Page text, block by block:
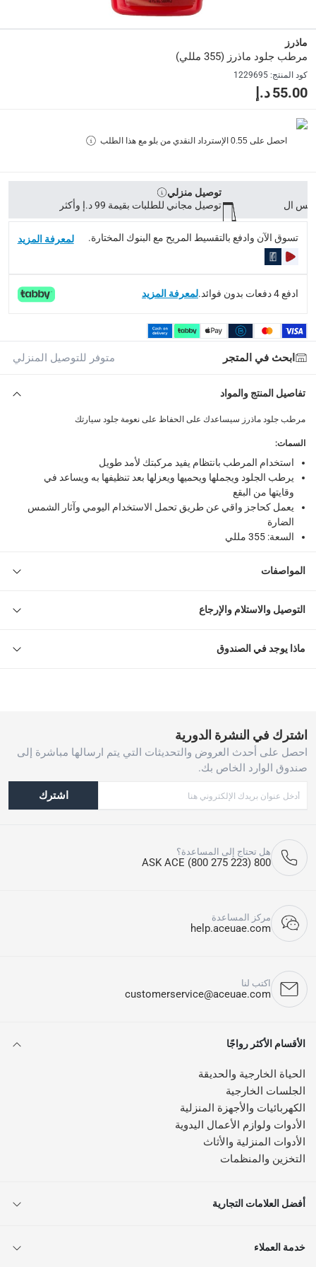
delivery method
التوصيل المُتَتَبَّع: خلال 1 إلى 5 أيام عمل
توصيل المنتجات الكبيرة أو التي تحتاج تركيب: خلال 2 إلى 4 أيام عمل
الاستلام من المتجر عبر خدمة “انقر واستلم” لمنتجات
returns
What's in the Box
ماذرز
مرطب جلود ماذرز (355 مللي)
كود المنتج:
1229695
55.00 د.إ
احصل على 0.55 الإسترداد النقدي من بلو مع هذا الطلب
توصيل منزلي
توصيل مجاني للطلبات بقيمة 99 د.إ وأكثر
تسوق الآن وادفع بالتقسيط المريح مع البنوك المختارة. لمعرفة المزيد
ادفع 4 دفعات بدون فوائد. لمعرفة المزيد
ابحث في المتجر متوفر للتوصيل المنزلي
تفاصيل المنتج والمواد
مرطب جلود ماذرز سيساعدك على الحفاظ على نعومة جلود سيارتك
السمات:
استخدام المرطب بانتظام يفيد مركبتك لأمد طويل
يرطب الجلود ويجملها ويحميها ويعزلها بعد تنظيفها به ويساعد في
وقايتها من البقع
يعمل كحاجز واقي عن طريق تحمل الاستخدام اليومي وآثار الشمس
الضارة
السعة: 355 مللي
المواصفات
التوصيل والاستلام والإرجاع
ماذا يوجد في الصندوق
اشترك في النشرة الدورية
احصل على أحدث العروض والتحديثات التي يتم ارسالها مباشرة إلى
صندوق الوارد الخاص بك.
اشترك
هل تحتاج إلى المساعدة؟
800 ASK ACE (800 275 223)
مركز المساعدة
help.aceuae.com
اكتب لنا
customerservice@aceuae.com
الأقسام الأكثر رواجًا
الحياة الخارجية والحديقة
الجلسات الخارجية
الكهربائيات والأجهزة المنزلية
الأدوات ولوازم الأعمال اليدوية
الأدوات المنزلية والأثاث
التخزين والمنظمات
أفضل العلامات التجارية
خدمة العملاء